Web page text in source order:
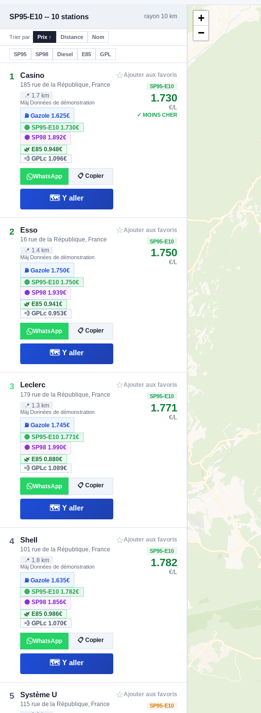
SP95-E10 -- 10 stations rayon 10 km
Trier par : Prix ↑ Distance Nom
SP95 SP98 Diesel E85 GPL
1 Casino
185 rue de la République, France
📍 1.7 km
Màj Données de démonstration
⛽ Gazole1.625€
🔴 SP95-E101.730€
🟣 SP981.892€
🌿 E850.948€
💨 GPLc1.096€
WhatsApp 📋 Copier
🗺️ Y aller
☆Ajouter aux favoris
SP95-E10
1.730
€/L
✓ MOINS CHER
2 Esso
16 rue de la République, France
📍 1.4 km
Màj Données de démonstration
⛽ Gazole1.750€
🔴 SP95-E101.750€
🟣 SP981.939€
🌿 E850.941€
💨 GPLc0.953€
WhatsApp 📋 Copier
🗺️ Y aller
☆Ajouter aux favoris
SP95-E10
1.750
€/L
3 Leclerc
179 rue de la République, France
📍 1.3 km
Màj Données de démonstration
⛽ Gazole1.745€
🔴 SP95-E101.771€
🟣 SP981.990€
🌿 E850.880€
💨 GPLc1.089€
WhatsApp 📋 Copier
🗺️ Y aller
☆Ajouter aux favoris
SP95-E10
1.771
€/L
4 Shell
101 rue de la République, France
📍 1.8 km
Màj Données de démonstration
⛽ Gazole1.635€
🔴 SP95-E101.782€
🟣 SP981.856€
🌿 E850.986€
💨 GPLc1.070€
WhatsApp 📋 Copier
🗺️ Y aller
☆Ajouter aux favoris
SP95-E10
1.782
€/L
5 Système U
115 rue de la République, France
☆Ajouter aux favoris
SP95-E10
+
−